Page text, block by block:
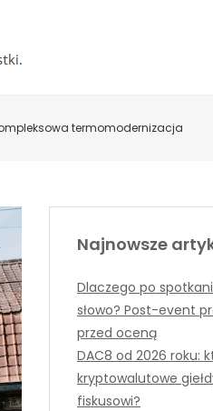
termomodernizacja
Najnowsze
Dlaczego po
słowo? Post-event
przed oceną
DAC8 od 2026 roku:
kryptowalutowe
fiskusowi?